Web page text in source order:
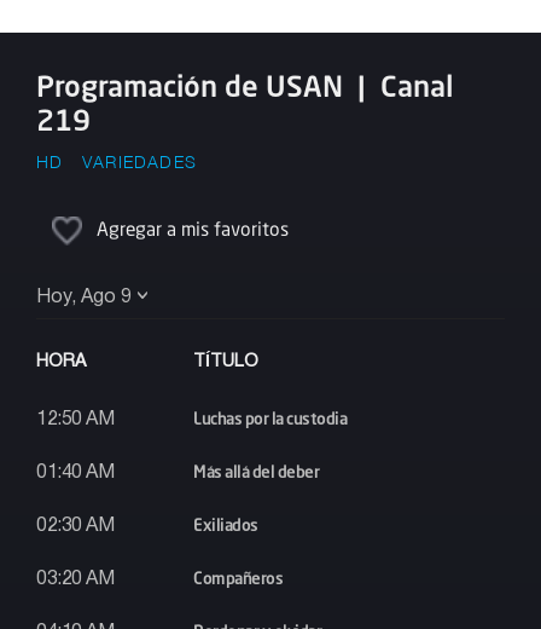
Programación de USAN | Canal
219
HD VARIEDADES
Agregar a mis favoritos
Hoy, Ago 9
HORA TÍTULO
12:50 AM Luchas por la custodia
01:40 AM Más allá del deber
02:30 AM Exiliados
03:20 AM Compañeros